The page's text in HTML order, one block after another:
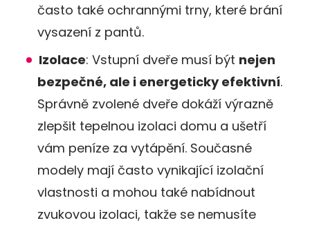
často také ochrannými trny, které brání
vysazení z pantů​​.
Izolace: Vstupní dveře musí být nejen
bezpečné, ale i energeticky efektivní.
Správně zvolené dveře dokáží výrazně
zlepšit tepelnou izolaci domu a ušetří
vám peníze za vytápění. Současné
modely mají často vynikající izolační
vlastnosti a mohou také nabídnout
zvukovou izolaci, takže se nemusíte